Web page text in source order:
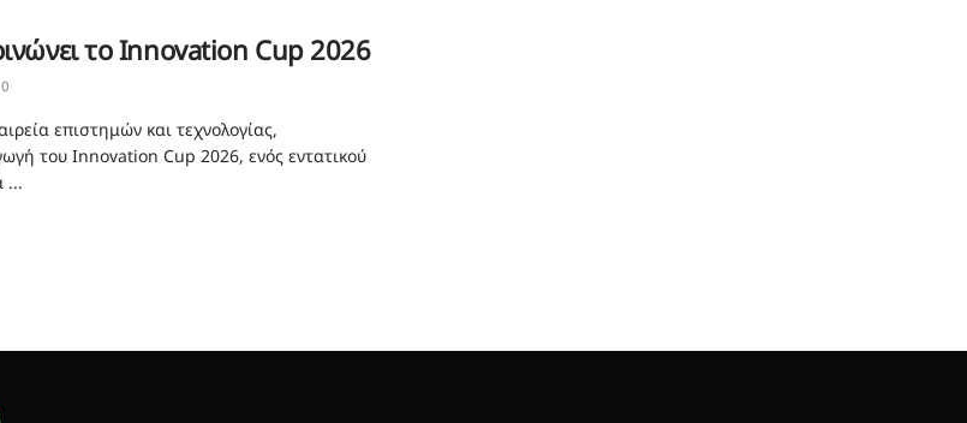
το Innovation Cup 2026
0
επιστημών και τεχνολογίας,
του Innovation Cup 2026, ενός εντατικού
...